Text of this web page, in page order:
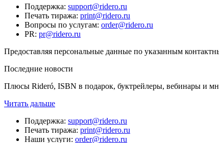
Поддержка: support@ridero.ru
Печать тиража: print@ridero.ru
Вопросы по услугам: order@ridero.ru
PR: pr@ridero.ru
Предоставляя персональные данные по указанным
Последние новости
Плюсы Rideró, ISBN в подарок, буктрейлеры, вебинары и
Читать дальше
Поддержка: support@ridero.ru
Печать тиража: print@ridero.ru
Наши услуги: order@ridero.ru